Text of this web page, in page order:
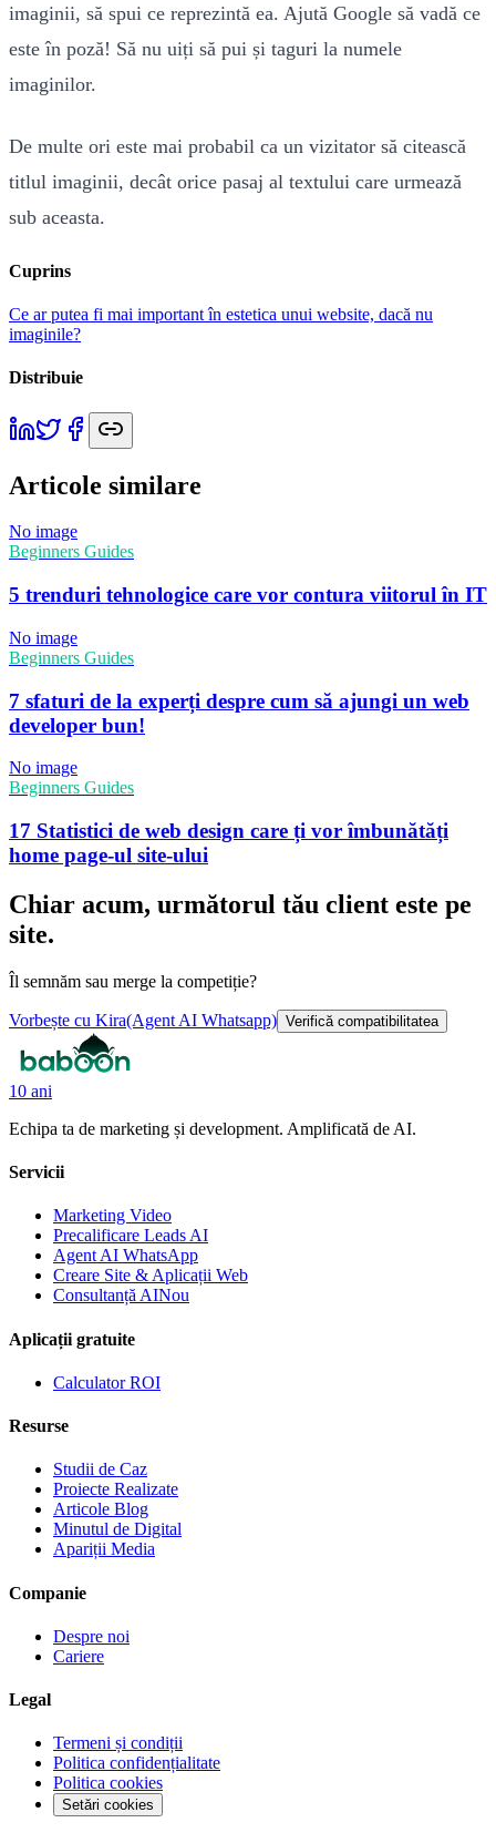
imaginii, să spui ce reprezintă ea. Ajută Google să vadă ce
este în poză! Să nu uiți să pui și taguri la numele
imaginilor.
De multe ori este mai probabil ca un vizitator să citească
titlul imaginii, decât orice pasaj al textului care urmează
sub aceasta.
Cuprins
Ce ar putea fi mai important în estetica unui website, dacă nu
imaginile?
Distribuie
Articole similare
No image
Beginners Guides
5 trenduri tehnologice care vor contura viitorul în IT
No image
Beginners Guides
7 sfaturi de la experți despre cum să ajungi un web
developer bun!
No image
Beginners Guides
17 Statistici de web design care ți vor îmbunătăți
home page-ul site-ului
Chiar acum, următorul tău client este pe
site.
Îl semnăm sau merge la competiție?
Vorbește cu Kira(Agent AI Whatsapp) Verifică compatibilitatea
10 ani
Echipa ta de marketing și development. Amplificată de AI.
Servicii
Marketing Video
Precalificare Leads AI
Agent AI WhatsApp
Creare Site & Aplicații Web
Consultanță AINou
Aplicații gratuite
Calculator ROI
Resurse
Studii de Caz
Proiecte Realizate
Articole Blog
Minutul de Digital
Apariții Media
Companie
Despre noi
Cariere
Legal
Termeni și condiții
Politica confidențialitate
Politica cookies
Setări cookies